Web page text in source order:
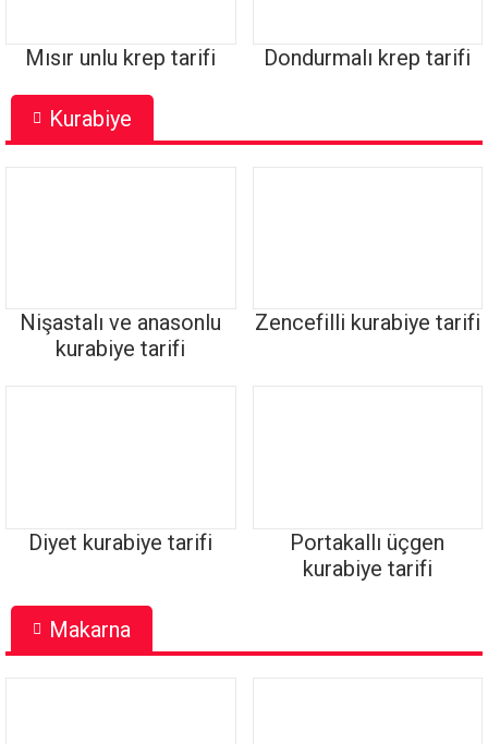
Mısır unlu krep tarifi Dondurmalı krep tarifi
Kurabiye
Nişastalı ve anasonlu
kurabiye tarifi
Zencefilli kurabiye tarifi
Diyet kurabiye tarifi
Portakallı üçgen
kurabiye tarifi
Makarna